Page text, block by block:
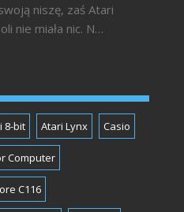
niszę, zaś Atari
nie miała nic. N…
8-bit Atari Lynx Casio
Computer
C116